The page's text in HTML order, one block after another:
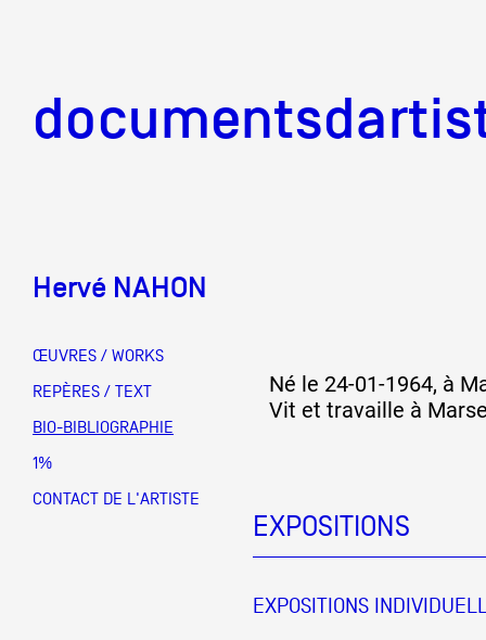
Mission
Partenaires
Hervé NAHON
ŒUVRES / WORKS
REPÈRES / TEXT
BIO-BIBLIOGRAPHIE
1%
CONTACT DE L'ARTISTE
Né le 24-01-1964, à
Vit et travaille à
EXPOSITIONS
EXPOSITIONS